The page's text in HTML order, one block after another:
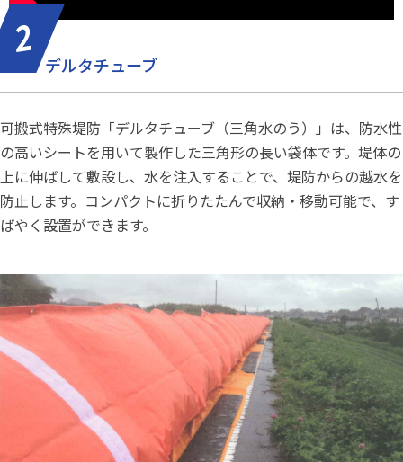
デルタチューブ
可搬式特殊堤防「デルタチューブ（三角水のう）」は、防水性
の高いシートを用いて製作した三角形の長い袋体です。堤体の
上に伸ばして敷設し、水を注入することで、堤防からの越水を
防止します。コンパクトに折りたたんで収納・移動可能で、す
ばやく設置ができます。